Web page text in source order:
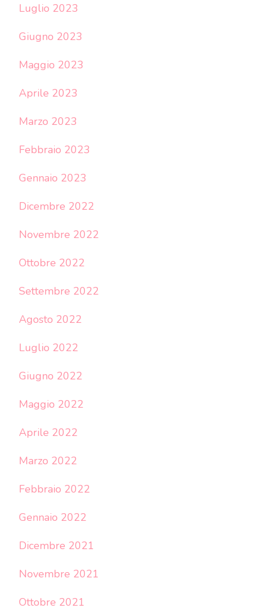
Luglio 2023
Giugno 2023
Maggio 2023
Aprile 2023
Marzo 2023
Febbraio 2023
Gennaio 2023
Dicembre 2022
Novembre 2022
Ottobre 2022
Settembre 2022
Agosto 2022
Luglio 2022
Giugno 2022
Maggio 2022
Aprile 2022
Marzo 2022
Febbraio 2022
Gennaio 2022
Dicembre 2021
Novembre 2021
Ottobre 2021